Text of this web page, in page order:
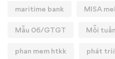
maritime bank MISA
Mẫu 06/GTGT Mỗi
phan mem htkk phát